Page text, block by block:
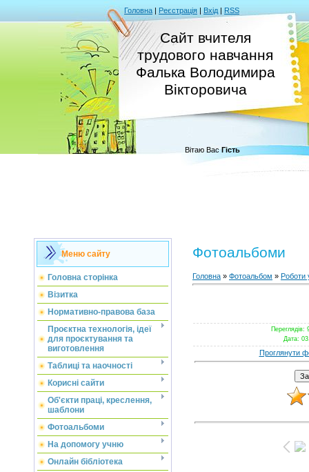
Головна | Реєстрація | Вхід | RSS
Сайт вчителя
трудового навчання
Фалька Володимира
Вікторовича
Вітаю Вас Гість
Меню сайту
Головна сторінка
Візитка
Нормативно-правова база
Проєктна технологія, ідеї
для проєктування та
виготовлення
Таблиці та наочності
Корисні сайти
Об'єкти праці, креслення,
шаблони
Фотоальбоми
На допомогу учню
Онлайн бібліотека
Фотоальбоми
Головна » Фотоальбом » Роботи
Переглядів:
Дата:
Проглянути